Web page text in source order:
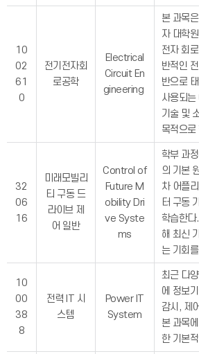
10
02
61
0
전기전자회
로공학
Electrical
Circuit En
gineering
본 과목
자 대학
전자 회
반적인
반으로
사용되는
기술 및
목적으로
32
06
16
미래모빌리
티 구동 드
라이브 제
어 일반
Control of
Future M
obility Dri
ve Syste
ms
학부 과
의 기본
차 어플
터 구동
학습한
해 최신
는 기회
10
00
38
8
전력 IT 시
스템
Power IT
System
최근 다
에 정보
감시, 제
본 과목
한 기본